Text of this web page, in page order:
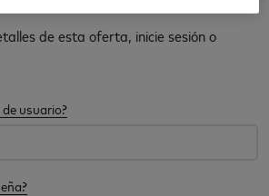
de esta oferta, inicie sesión o
usuario?